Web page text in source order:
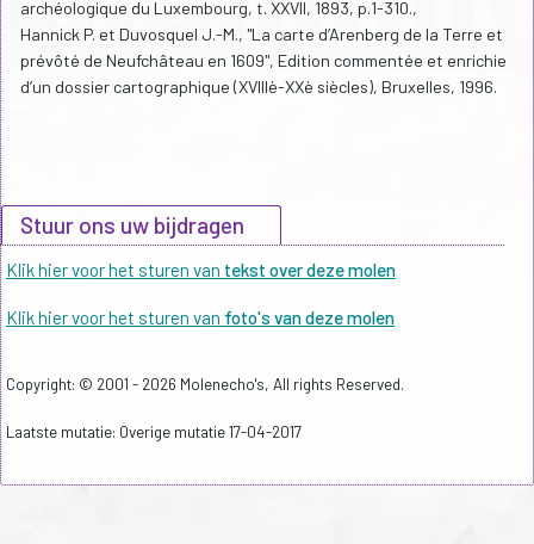
archéologique du Luxembourg, t. XXVII, 1893, p.1-310.,
Hannick P. et Duvosquel J.-M., "La carte d’Arenberg de la Terre et
prévôté de Neufchâteau en 1609", Edition commentée et enrichie
d’un dossier cartographique (XVIIIè-XXè siècles), Bruxelles, 1996.
Stuur ons uw bijdragen
Klik hier voor het sturen van tekst over deze molen
Klik hier voor het sturen van foto's van deze molen
Copyright: © 2001 - 2026 Molenecho's, All rights Reserved.
Laatste mutatie: Overige mutatie 17-04-2017